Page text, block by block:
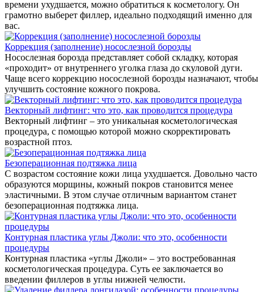
времени ухудшается, можно обратиться к косметологу. Он
грамотно выберет филлер, идеально подходящий именно для
вас.
Коррекция (заполнение) носослезной борозды
Носослезная борозда представляет собой складку, которая
«проходит» от внутреннего уголка глаза до скуловой дуги.
Чаще всего коррекцию носослезной борозды назначают, чтобы
улучшить состояние кожного покрова.
Векторный лифтинг: что это, как проводится процедура
Векторный лифтинг – это уникальная косметологическая
процедура, с помощью которой можно скорректировать
возрастной птоз.
Безоперационная подтяжка лица
С возрастом состояние кожи лица ухудшается. Довольно часто
образуются морщины, кожный покров становится менее
эластичными. В этом случае отличным вариантом станет
безоперационная подтяжка лица.
Контурная пластика углы Джоли: что это, особенности
процедуры
Контурная пластика «углы Джоли» – это востребованная
косметологическая процедура. Суть ее заключается во
введении филлеров в углы нижней челюсти.